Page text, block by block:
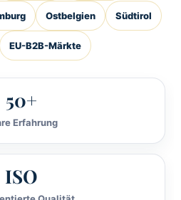
Ostbelgien Südtirol
EU-B2B-Märkte
50+
Erfahrung
ISO